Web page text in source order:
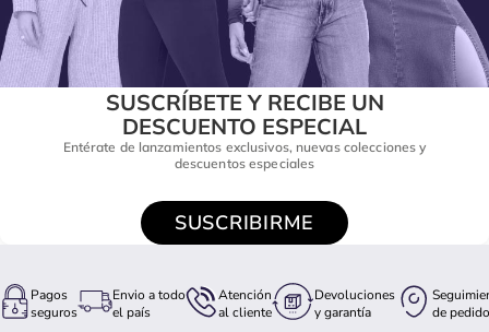
SUSCRÍBETE Y RECIBE UN
DESCUENTO ESPECIAL
Entérate de lanzamientos exclusivos, nuevas colecciones y
descuentos especiales
SUSCRIBIRME
Pagos
seguros
Envio a todo
el país
Atención
al cliente
Devoluciones
y garantía
de pedido